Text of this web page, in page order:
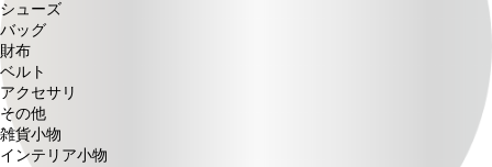
シューズ
バッグ
財布
ベルト
アクセサリ
その他
雑貨小物
インテリア小物